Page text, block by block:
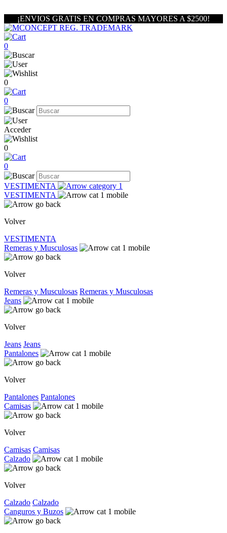
¡ENVIOS GRATIS EN COMPRAS MAYORES A $2500!
0
0
0
Acceder
0
0
VESTIMENTA
VESTIMENTA
Volver
VESTIMENTA
Remeras y Musculosas
Volver
Remeras y Musculosas Remeras y Musculosas
Jeans
Volver
Jeans Jeans
Pantalones
Volver
Pantalones Pantalones
Camisas
Volver
Camisas Camisas
Calzado
Volver
Calzado Calzado
Canguros y Buzos